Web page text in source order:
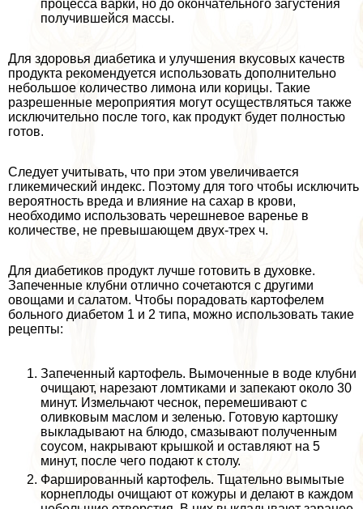
процесса варки, но до окончательного загустения
получившейся массы.
Для здоровья диабетика и улучшения вкусовых качеств
продукта рекомендуется использовать дополнительно
небольшое количество лимона или корицы. Такие
разрешенные мероприятия могут осуществляться также
исключительно после того, как продукт будет полностью
готов.
Следует учитывать, что при этом увеличивается
гликемический индекс. Поэтому для того чтобы исключить
вероятность вреда и влияние на сахар в крови,
необходимо использовать черешневое варенье в
количестве, не превышающем двух-трех ч.
Для диабетиков продукт лучше готовить в духовке.
Запеченные клубни отлично сочетаются с другими
овощами и салатом. Чтобы порадовать картофелем
больного диабетом 1 и 2 типа, можно использовать такие
рецепты:
Запеченный картофель. Вымоченные в воде клубни
очищают, нарезают ломтиками и запекают около 30
минут. Измельчают чеснок, перемешивают с
оливковым маслом и зеленью. Готовую картошку
выкладывают на блюдо, смазывают полученным
соусом, накрывают крышкой и оставляют на 5
минут, после чего подают к столу.
Фаршированный картофель. Тщательно вымытые
корнеплоды очищают от кожуры и делают в каждом